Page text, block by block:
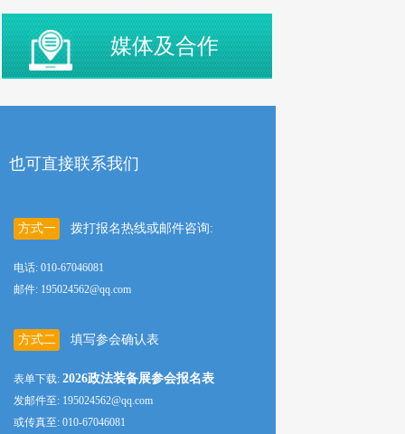
媒体及合作
也可直接联系我们
方式一 拨打报名热线或邮件咨询:
电话: 010-67046081
邮件: 195024562@qq.com
方式二 填写参会确认表
表单下载: 2026政法装备展参会报名表
发邮件至: 195024562@qq.com
或传真至: 010-67046081